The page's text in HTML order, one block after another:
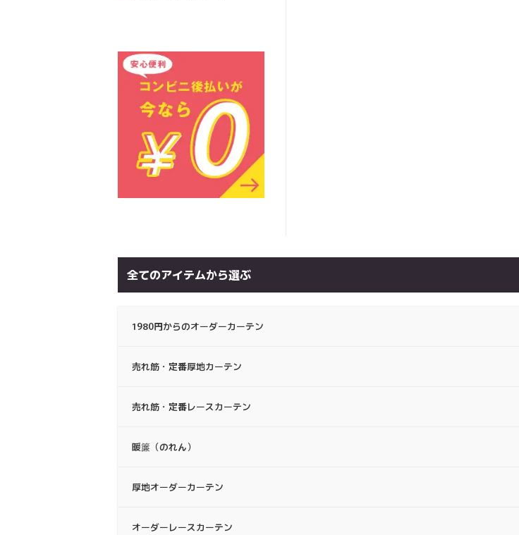
全てのアイテムから選ぶ
1980円からのオーダーカーテン
売れ筋・定番厚地カーテン
売れ筋・定番レースカーテン
暖簾（のれん）
厚地オーダーカーテン
オーダーレースカーテン